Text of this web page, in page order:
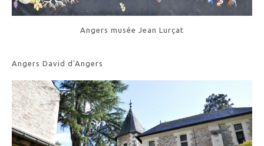
Angers musée Jean Lurçat
Angers David d'Angers